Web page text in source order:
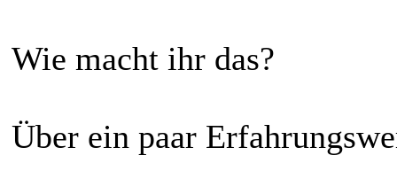
Wie macht ihr das?
Über ein paar